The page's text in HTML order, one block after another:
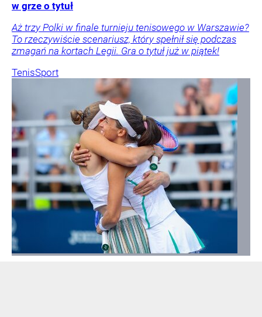
w grze o tytuł
Aż trzy Polki w finale turnieju tenisowego w Warszawie?
To rzeczywiście scenariusz, który spełnił się podczas
zmagań na kortach Legii. Gra o tytuł już w piątek!
TenisSport